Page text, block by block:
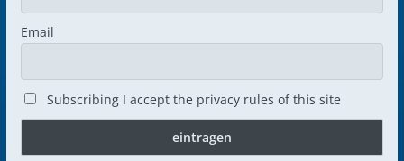
Email
Subscribing I accept the privacy rules of this site